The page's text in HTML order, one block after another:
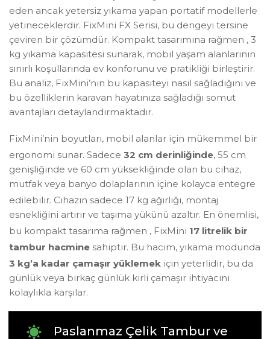
eden ancak yetersiz yıkama yapan portatif modellerle
yetineceklerdir. FixMini FX Serisi, bu dengeyi tersine
çeviren bir çözümdür. Kompakt tasarımına rağmen , 3
kg yıkama kapasitesi sunarak, mobil yaşam alanlarının
sınırlı koşullarında ev konforunu ve pratikliği birleştirir.
Bu analiz, FixMini’nin bu kapasiteyi nasıl sağladığını ve
bu özelliklerin karavan hayatınıza sağladığı somut
avantajları detaylandırmaktadır.
FixMini’nin boyutları, mobil alanlar için mükemmel bir
ergonomi sunar. Sadece 32 cm derinliğinde, 55 cm
genişliğinde ve 60 cm yüksekliğinde olan bu cihaz,
mutfak veya banyo dolaplarının içine kolayca entegre
edilebilir. Cihazın sadece 17 kg ağırlığı, montaj
esnekliğini artırır ve taşıma yükünü azaltır. En önemlisi,
bu kompakt tasarıma rağmen , FixMini 17 litrelik bir
tambur hacmine sahiptir. Bu hacim, yıkama modunda
3 kg’a kadar çamaşır yüklemek için yeterlidir, bu da
günlük veya birkaç günlük kirli çamaşır ihtiyacını
kolaylıkla karşılar.
Paslanmaz Çelik Tambur ve